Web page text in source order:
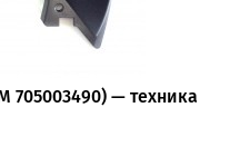
705003490) — техника